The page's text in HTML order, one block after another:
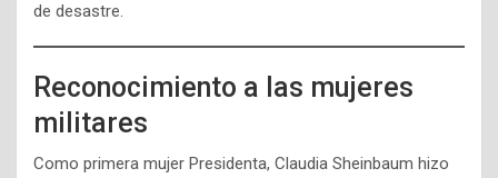
de desastre.
Reconocimiento a las mujeres
militares
Como primera mujer Presidenta, Claudia Sheinbaum hizo